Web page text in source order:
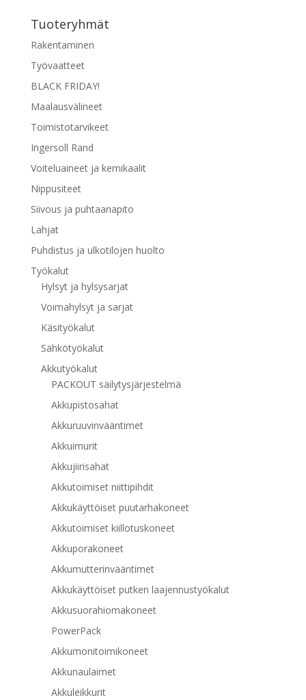
Tuoteryhmät
Rakentaminen
Työvaatteet
BLACK FRIDAY!
Maalausvälineet
Toimistotarvikeet
Ingersoll Rand
Voiteluaineet ja kemikaalit
Nippusiteet
Siivous ja puhtaanapito
Lahjat
Puhdistus ja ulkotilojen huolto
Työkalut
Hylsyt ja hylsysarjat
Voimahylsyt ja sarjat
Käsityökalut
Sähkötyökalut
Akkutyökalut
PACKOUT säilytysjärjestelmä
Akkupistosahat
Akkuruuvinvääntimet
Akkuimurit
Akkujiirisahat
Akkutoimiset niittipihdit
Akkukäyttöiset puutarhakoneet
Akkutoimiset kiillotuskoneet
Akkuporakoneet
Akkumutterinvääntimet
Akkukäyttöiset putken laajennustyökalut
Akkusuorahiomakoneet
PowerPack
Akkumonitoimikoneet
Akkunaulaimet
Akkuleikkurit